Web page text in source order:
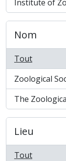
Institute of
, 1 résultats
Nom
Tout
Zoological
, 16 résultats
The
, 1 résultats
Lieu
Tout